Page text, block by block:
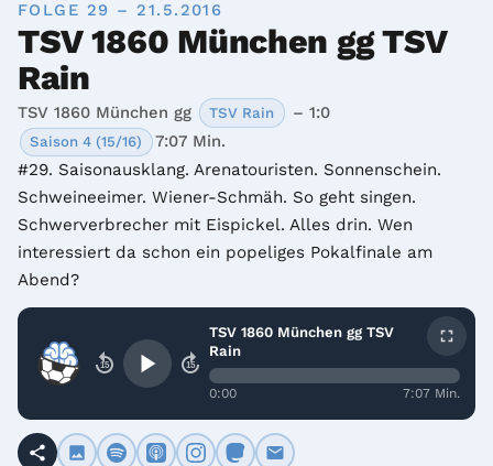
FOLGE 29 – 21.5.2016
TSV 1860 München gg TSV
Rain
TSV 1860 München gg TSV Rain – 1:0
Saison 4 (15/16)
7:07 Min.
#29. Saisonausklang. Arenatouristen. Sonnenschein.
Schweineeimer. Wiener-Schmäh. So geht singen.
Schwerverbrecher mit Eispickel. Alles drin. Wen
interessiert da schon ein popeliges Pokalfinale am
Abend?
15 15
TSV 1860 München gg TSV
Rain
0:00 7:07 Min.